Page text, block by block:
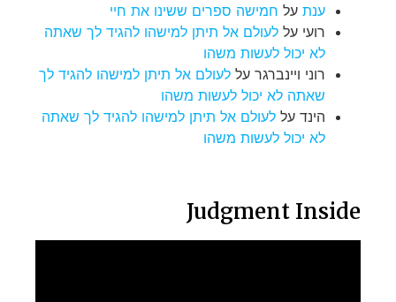
ענת על חמישה ספרים ששינו את חיי
רועי על לעולם אל תיתן למישהו להגיד לך שאתה
לא יכול לעשות משהו
רוני ויינברגר על לעולם אל תיתן למישהו להגיד לך
שאתה לא יכול לעשות משהו
הינד על לעולם אל תיתן למישהו להגיד לך שאתה
לא יכול לעשות משהו
Judgment Inside